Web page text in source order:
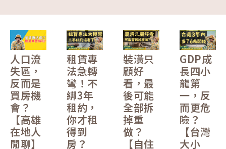
人口流
失區，
反而是
買房機
會？
【高雄
在地人
閒聊】
租賃專
法急轉
彎！不
綁3年
租約，
你才租
得到
房？
裝潢只
顧好
看，最
後可能
全部拆
掉重
做？
【自住
GDP成
長四小
龍第
一，反
而更危
險？
【台灣
大小